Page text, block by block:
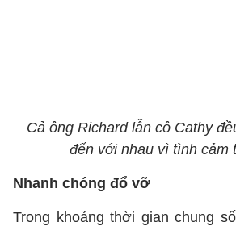
Cả ông Richard lẫn cô Cathy
đến với nhau vì tình cảm
Nhanh chóng đổ vỡ
Trong khoảng thời gian chung